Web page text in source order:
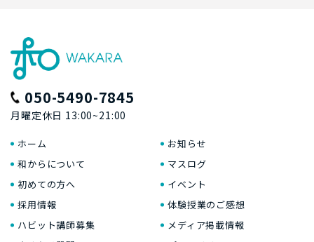
050-5490-7845
月曜定休日 13:00~21:00
ホーム
和からについて
初めての方へ
採用情報
ハビット講師募集
お知らせ
マスログ
イベント
体験授業のご感想
メディア掲載情報